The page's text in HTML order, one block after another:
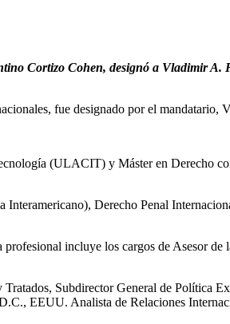
Cortizo Cohen, designó a Vladimir
fue designado por el mandatario,
(ULACIT) y Máster en Derecho
Derecho Penal
incluye los cargos de Asesor
Subdirector General de Política
EEUU. Analista de Relaciones